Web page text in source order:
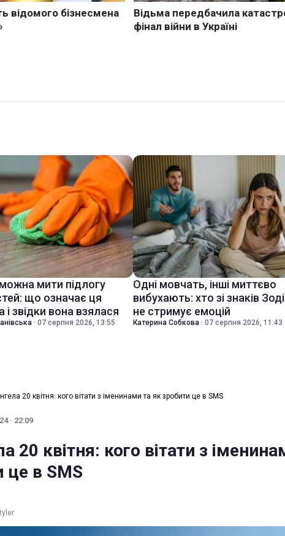
мити підлогу
що означає ця
і звідки вона взялася
· 07 серпня 2026, 13:55
Одні мовчать, інші миттєво
вибухають: хто зі знаків
не стримує емоцій
Катерина Собкова · 07 серпня 2026, 11:43
20 квітня: кого вітати з іменинами та як зробити це в SMS
· 22:09
20 квітня: кого вітати з
це в SMS